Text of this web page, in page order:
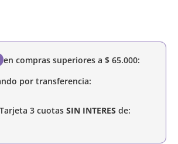
en compras superiores a $ 65.000:
por transferencia:
3 cuotas SIN INTERES de: